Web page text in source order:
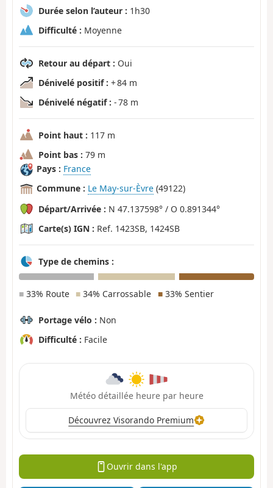
Durée selon l’auteur : 1h30
Difficulté : Moyenne
Retour au départ : Oui
Dénivelé positif : + 84 m
Dénivelé négatif : - 78 m
Point haut : 117 m
Point bas : 79 m
Pays : France
Commune : Le May-sur-Èvre (49122)
Départ/Arrivée : N 47.137598° / O 0.891344°
Carte(s) IGN : Ref. 1423SB, 1424SB
Type de chemins :
■ 33% Route ■ 34% Carrossable ■33% Sentier
Portage vélo : Non
Difficulté : Facile
Météo détaillée heure par heure
Découvrez Visorando Premium
Ouvrir dans l'app